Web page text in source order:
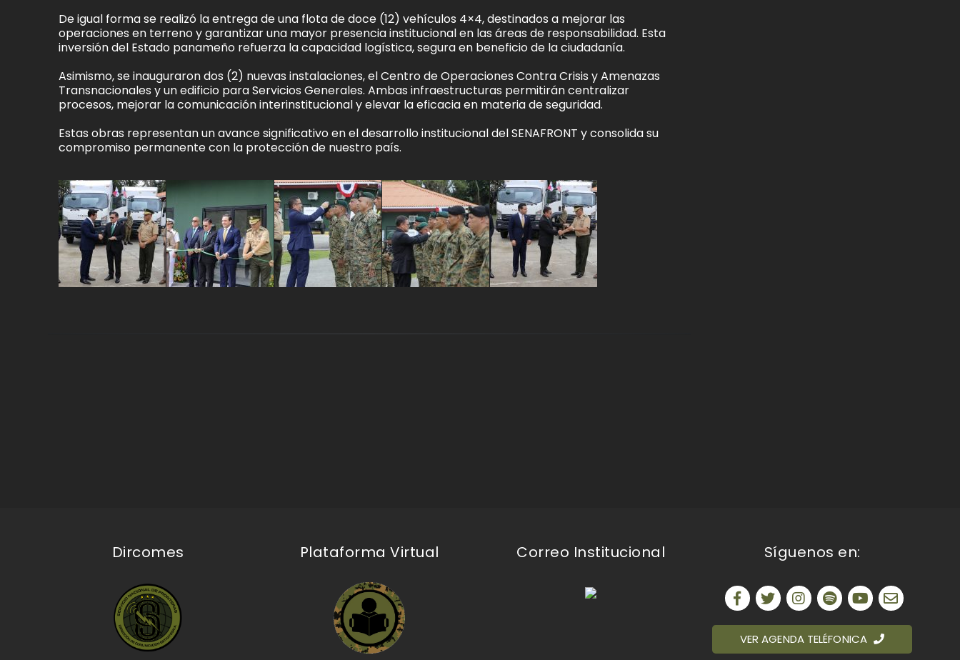
De igual forma se realizó la entrega de una flota de doce (12) vehículos 4×4, destinados a mejorar las
operaciones en terreno y garantizar una mayor presencia institucional en las áreas de responsabilidad. Esta
inversión del Estado panameño refuerza la capacidad logística, segura en beneficio de la ciudadanía.
Asimismo, se inauguraron dos (2) nuevas instalaciones, el Centro de Operaciones Contra Crisis y Amenazas
Transnacionales y un edificio para Servicios Generales. Ambas infraestructuras permitirán centralizar
procesos, mejorar la comunicación interinstitucional y elevar la eficacia en materia de seguridad.
Estas obras representan un avance significativo en el desarrollo institucional del SENAFRONT y consolida su
compromiso permanente con la protección de nuestro país.
Dircomes Plataforma Virtual Correo Institucional Síguenos en:
VER AGENDA TELÉFONICA